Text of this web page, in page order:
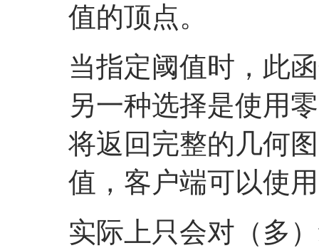
值的顶点。
当指定阈值时，此
另一种选择是使用
将返回完整的几何
值，客户端可以使
实际上只会对（多